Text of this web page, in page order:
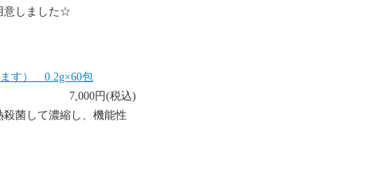
意しました☆
す） 0.2g×60包
7,000円(税込)
菌して濃縮し、機能性